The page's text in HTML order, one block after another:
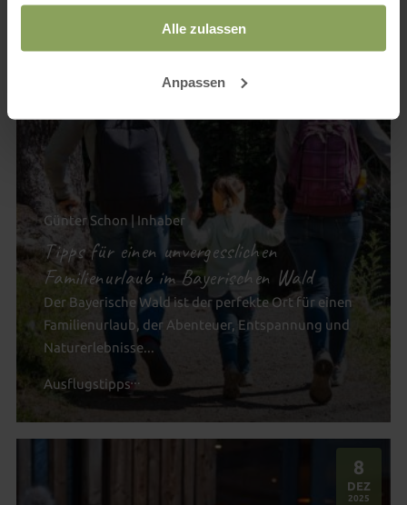
gesammelt haben.
Alle zulassen
Anpassen
Tipps für einen unvergesslichen
Familienurlaub im Bayerischen Wald
Der Bayerische Wald ist der perfekte Ort für einen
Familienurlaub, der Abenteuer, Entspannung und
Naturerlebnisse...
Ausflugstipps
Günter Schon | Inhaber
8
DEZ.
2025